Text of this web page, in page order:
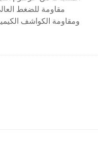
مقاومة للضغط
ومقاومة الكواشف